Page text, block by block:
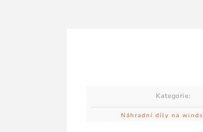
Kategorie:
Náhradní díly na